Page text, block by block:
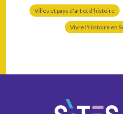
Villes et pays d'art et d'histoire
Vivre l'Histoire en